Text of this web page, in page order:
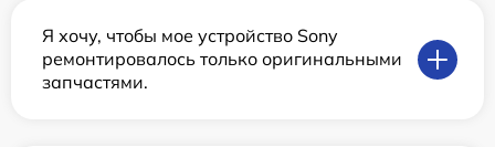
Я хочу, чтобы мое устройство Sony
ремонтировалось только оригинальными
запчастями.